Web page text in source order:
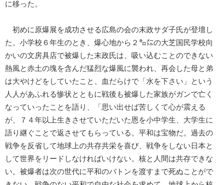
に移った。
初めに原爆展を成功させる広島の会の末政サダ子氏が登壇し
た。小学校６年生のとき、爆心地から２㌔㍍の大芝国民学校向
かいの文房具店で被爆した末政氏は、吸い込むことのできない
熱風と赤土の塊を含んだ猛烈な爆風に襲われ、再会した母と弟
は大やけどをしていたこと、血だらけで「水を下さい」という
人人があふれる惨状とともに戦後も被爆した家族がガンで亡く
なっていったことを語り、「思い出せば苦しくて心が震える
が、７４年以上生きさせていただいた恩を小中学生、大学生に
語り継ぐことで返させてもらっている。平和は宝物だ。過去の
戦争を反省して地球上の共存共栄を喜び、戦争をしない日本と
して世界をリードしなければいけない。核と人間は共存できな
い。被爆者は次の世代に平和のバトンを渡すまで死ぬことがで